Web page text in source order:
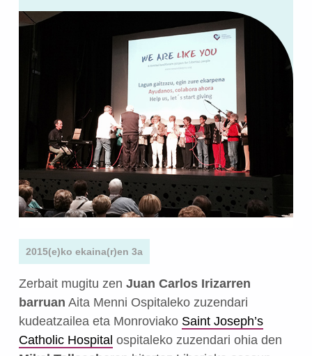
2015(e)ko ekaina(r)en 3a
Zerbait mugitu zen Juan Carlos Irizarren
barruan Aita Menni Ospitaleko zuzendari
kudeatzailea eta Monroviako Saint Joseph’s
Catholic Hospital ospitaleko zuzendari ohia den